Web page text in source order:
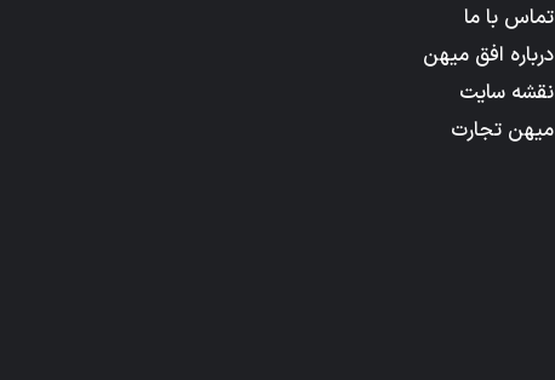
تماس با ما
درباره افق میهن
نقشه سایت
میهن تجارت